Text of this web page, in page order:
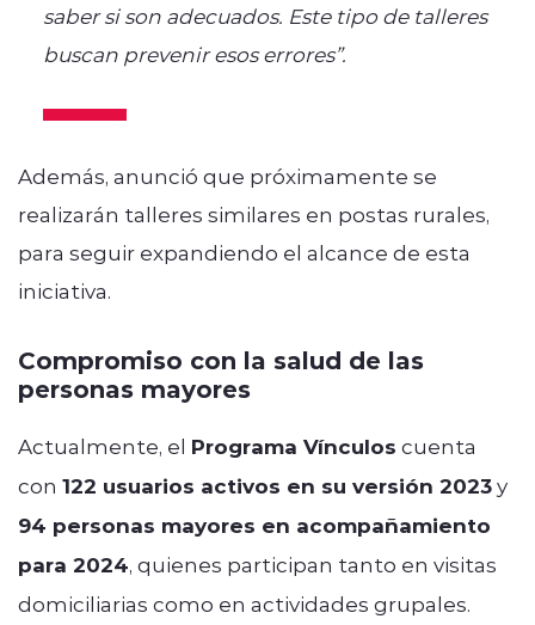
saber si son adecuados. Este tipo de talleres
buscan prevenir esos errores”.
Además, anunció que próximamente se
realizarán talleres similares en postas rurales,
para seguir expandiendo el alcance de esta
iniciativa.
Compromiso con la salud de las
personas mayores
Actualmente, el Programa Vínculos cuenta
con 122 usuarios activos en su versión 2023y
94 personas mayores en acompañamiento
para 2024, quienes participan tanto en visitas
domiciliarias como en actividades grupales.